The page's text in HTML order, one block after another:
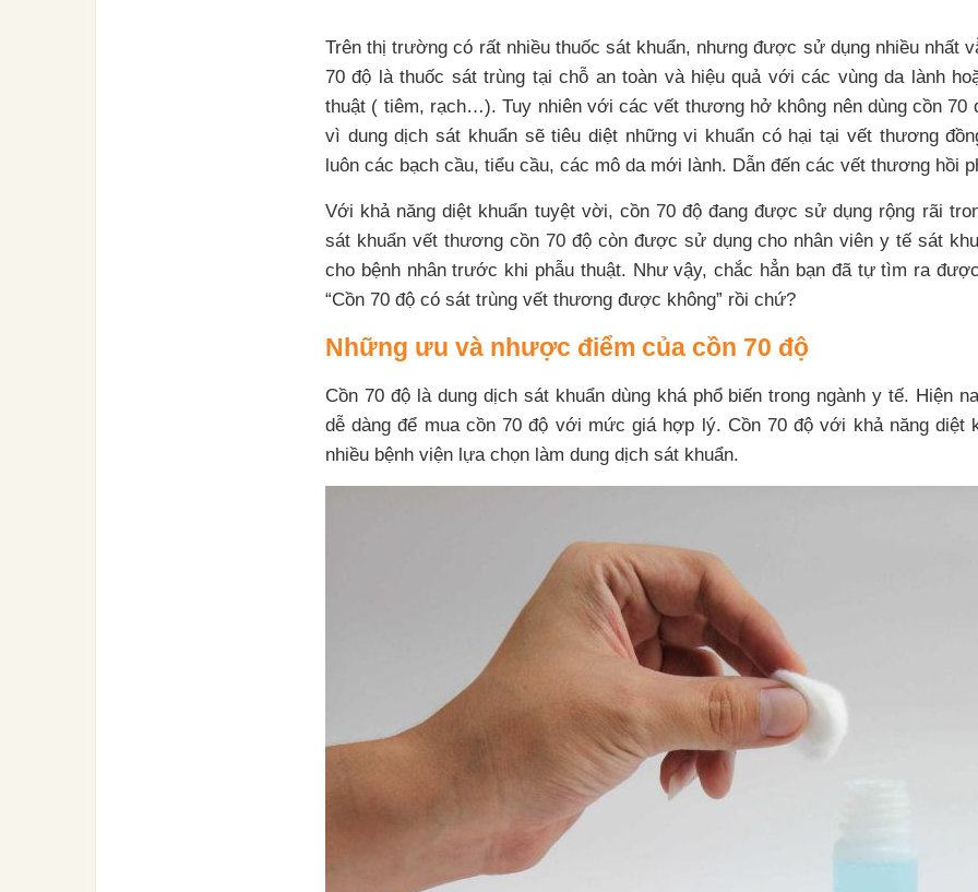
Trên thị trường có rất nhiều thuốc sát khuẩn, nhưng được sử dụng nhiều nhất
70 độ là thuốc sát trùng tại chỗ an toàn và hiệu quả với các vùng da lành
thuật ( tiêm, rạch…). Tuy nhiên với các vết thương hở không nên dùng cồn 70
vì dung dịch sát khuẩn sẽ tiêu diệt những vi khuẩn có hại tại vết thương
luôn các bạch cầu, tiểu cầu, các mô da mới lành. Dẫn đến các vết thương hồi
Với khả năng diệt khuẩn tuyệt vời, cồn 70 độ đang được sử dụng rộng rãi
sát khuẩn vết thương cồn 70 độ còn được sử dụng cho nhân viên y tế sát
cho bệnh nhân trước khi phẫu thuật. Như vậy, chắc hẳn bạn đã tự tìm ra
“Cồn 70 độ có sát trùng vết thương được không” rồi chứ?
Những ưu và nhược điểm của cồn 70 độ
Cồn 70 độ là dung dịch sát khuẩn dùng khá phổ biến trong ngành y tế. Hiện
dễ dàng để mua cồn 70 độ với mức giá hợp lý. Cồn 70 độ với khả năng diệt
nhiều bệnh viện lựa chọn làm dung dịch sát khuẩn.